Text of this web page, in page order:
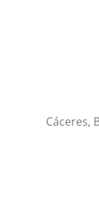
Cáceres,